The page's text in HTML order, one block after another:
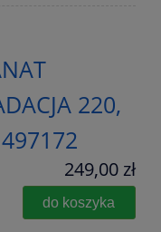
220,
249,00 zł
do koszyka